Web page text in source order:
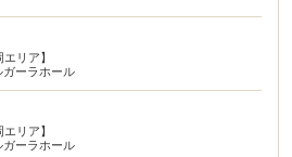
エリア】
ガーラホール
エリア】
ガーラホール